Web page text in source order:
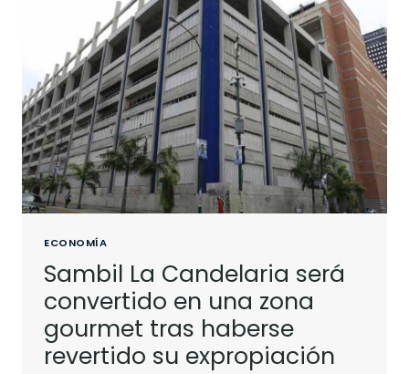
ECONOMÍA
Sambil La Candelaria será
convertido en una zona
gourmet tras haberse
revertido su expropiación